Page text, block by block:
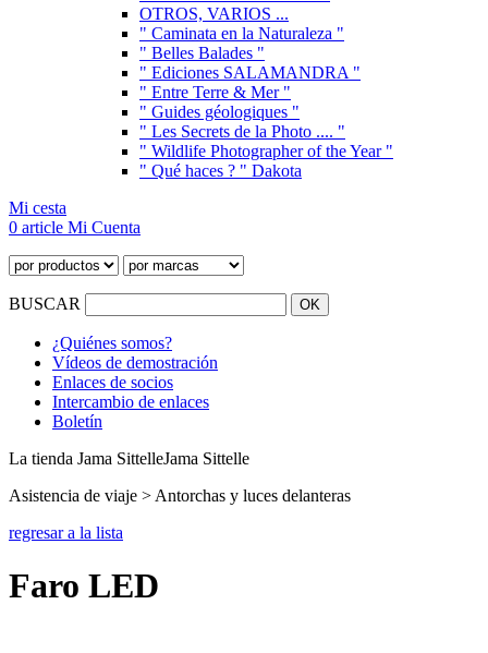
OTROS, VARIOS ...
" Caminata en la Naturaleza "
" Belles Balades "
" Ediciones SALAMANDRA "
" Entre Terre & Mer "
" Guides géologiques "
" Les Secrets de la Photo .... "
" Wildlife Photographer of the Year "
" Qué haces ? " Dakota
Mi cesta
0 article Mi Cuenta
BUSCAR
¿Quiénes somos?
Vídeos de demostración
Enlaces de socios
Intercambio de enlaces
Boletín
La tienda Jama SittelleJama Sittelle
Asistencia de viaje > Antorchas y luces delanteras
regresar a la lista
Faro LED